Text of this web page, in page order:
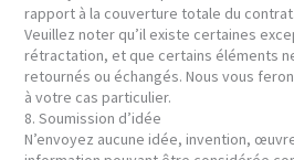
rapport à la couverture totale du contrat.
Veuillez noter qu’il existe certaines
rétractation, et que certains éléments
retournés ou échangés. Nous vous
à votre cas particulier.
8. Soumission d’idée
N’envoyez aucune idée, invention,